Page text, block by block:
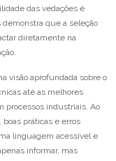
das vedações é
demonstra que a seleção
diretamente na
visão aprofundada sobre o
até as melhores
processos industriais. Ao
práticas e erros
linguagem acessível e
informar, mas